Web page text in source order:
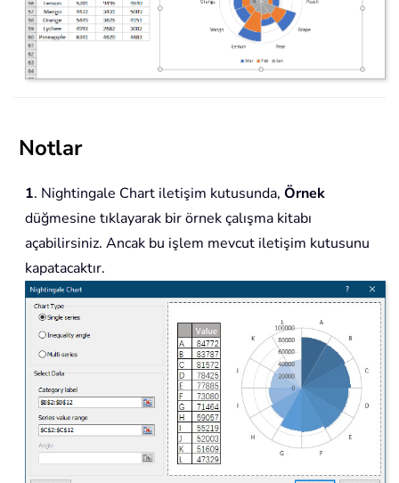
Notlar
1. Nightingale Chart iletişim kutusunda, Örnek
düğmesine tıklayarak bir örnek çalışma kitabı
açabilirsiniz. Ancak bu işlem mevcut iletişim kutusunu
kapatacaktır.